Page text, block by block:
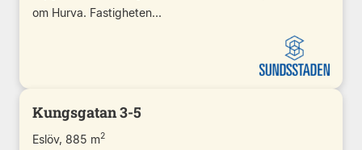
om Hurva. Fastigheten...
Kungsgatan 3-5
Eslöv, 885 m2